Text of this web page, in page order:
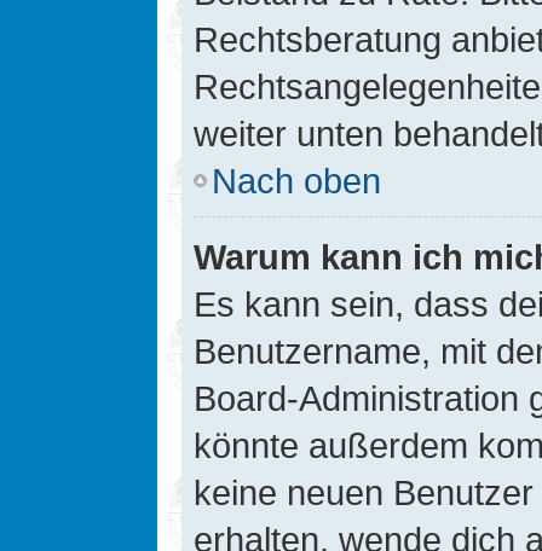
Rechtsberatung
weiter unten
Nach oben
Warum kann ich
Es kann sein, dass
Benutzername, mit
Board-Administration
könnte außerdem
keine neuen
erhalten, wende dich